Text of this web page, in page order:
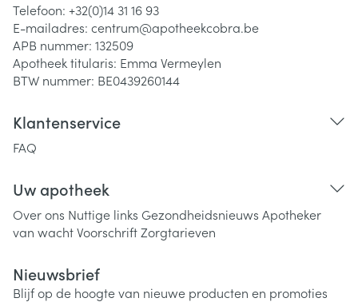
Telefoon: +32(0)14 31 16 93
E-mailadres: centrum@apotheekcobra.be
APB nummer: 132509
Apotheek titularis: Emma Vermeylen
BTW nummer: BE0439260144
Klantenservice
FAQ
Uw apotheek
Over ons Nuttige links Gezondheidsnieuws Apotheker
van wachtVoorschriftZorgtarieven
Nieuwsbrief
Blijf op de hoogte van nieuwe producten en promoties